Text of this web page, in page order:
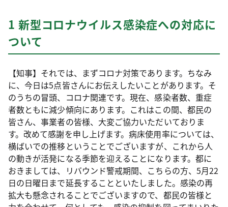
1 新型コロナウイルス感染症への対応に
ついて
【知事】それでは、まずコロナ対策であります。ちなみ
に、今日は5点皆さんにお伝えしたいことがあります。そ
のうちの冒頭、コロナ関連です。現在、感染者数、重症
者数ともに減少傾向にあります。これはこの間、都民の
皆さん、事業者の皆様、大変ご協力いただいておりま
す。改めて感謝を申し上げます。病床使用率については、
横ばいでの推移ということでございますが、これから人
の動きが活発になる季節を迎えることになります。都に
おきましては、リバウンド警戒期間、こちらの方、5月22
日の日曜日まで延長することといたしました。感染の再
拡大も懸念されることでございますので、都民の皆様と